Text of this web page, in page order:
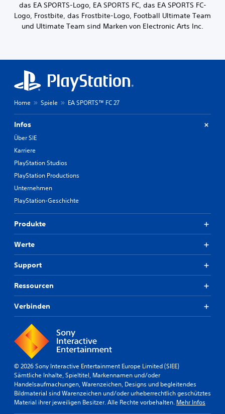
das EA SPORTS-Logo, EA SPORTS FC, das EA SPORTS FC-
Logo, Frostbite, das Frostbite-Logo, Football Ultimate Team
und Ultimate Team sind Marken von Electronic Arts Inc.
Home Spiele EA SPORTS™ FC 27
Infos
Über SIE
Karriere
PlayStation Studios
PlayStation Productions
Unternehmen
PlayStation-Geschichte
Produkte
Werte
Support
Ressourcen
Verbinden
© 2026 Sony Interactive Entertainment Europe Limited (SIEE)
Sämtliche Inhalte, Spieltitel, Markennamen und/oder
Handelsaufmachungen, Warenzeichen, Designs und begleitendes
Bildmaterial sind Warenzeichen und/oder urheberrechtlich geschütztes
Material ihrer jeweiligen Besitzer. Alle Rechte vorbehalten. Mehr Infos